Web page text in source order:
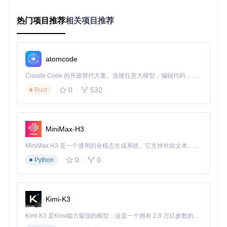
支持大多数UTAU声库和重采样器，你可以直接使用现有的声
库资源，无需重新购买或制作。同时，活跃的社区不断贡献新
的声库和插件，丰富你的创作工具箱。
实践指南：从安装到创作的五步流程
访问项目仓库：https://gitcode.com/gh_mirrors/op/Open
Utau
克隆仓库到本地：git clone https://gitcode.com/
gh_mirrors/op/OpenUtau
根据系统类型运行相应的构建脚本：
Windows：运行build_win.bat
Linux：运行build_linux.sh
构建完成后，在生成的可执行文件目录中启动OpenUtau
第二步：界面快速熟悉
OpenUtau的界面设计直观友好，主要分为四个区域：
热门项目推荐相关项目推荐
atomcode
Claude Code 的开源替代方案。连接任意大模型，编辑代码，运行命令，自动验证 — 全自动执行。用 Rust 构建，极致性能。 ｜ An open-source alternative to Claude Code. Connect any LLM, edit code, run commands, and verify changes — autonomously. Built in Rust for speed. Get Started
Rust
0 532
MiniMax-H3
MiniMax H3 是一个通用的全模态生成系统。它支持对由文本、图像、视频和音频组成的多模态上下文进行统一理解，并能生成分辨率高达 2K、时长可达 15 秒的带原生立体声音频的视频。得益于面向任务泛化的系统设计，H3 在预训练阶段就已具备广泛的多模态上下文理解与生成能力，能够出色地执行复杂的多模态指令。
Python
0 0
Kimi-K3
Kimi K3 是Kimi能力最强的模型：这是一个拥有 2.8 万亿参数的混合专家（MoE）模型，具备原生视觉理解能力，并支持 100 万 token 的上下文窗口。